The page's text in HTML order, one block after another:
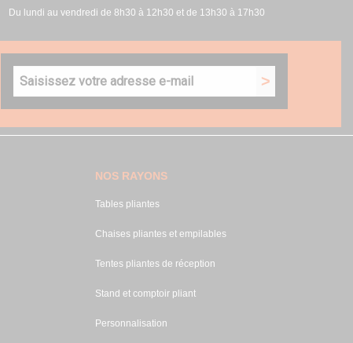
Du lundi au vendredi de 8h30 à 12h30 et de 13h30 à 17h30
NOS RAYONS
Tables pliantes
Chaises pliantes et empilables
Tentes pliantes de réception
Stand et comptoir pliant
Personnalisation